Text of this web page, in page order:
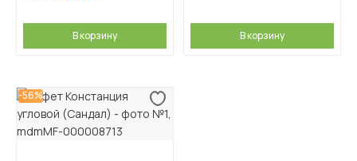
В корзину В корзину
-56%